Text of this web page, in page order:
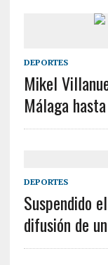
DEPORTES
Mikel
Málaga
DEPORTES
Suspendido
difusión de